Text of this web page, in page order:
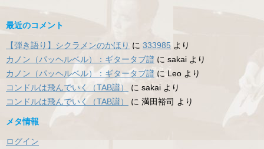
最近のコメント
【弾き語り】シクラメンのかほり に 333985 より
カノン（パッヘルベル）：ギタータブ譜 に sakai より
カノン（パッヘルベル）：ギタータブ譜 に Leo より
コンドルは飛んでいく（TAB譜）
に sakai より
コンドルは飛んでいく（TAB譜）
に 満田裕司 より
メタ情報
ログイン